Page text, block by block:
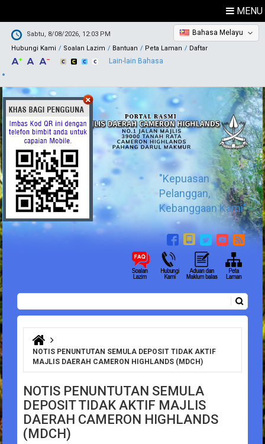
MENU
Sabtu, 8/08/2026, 12:03 PM
Hubungi Kami
Soalan Lazim Bantuan Peta Laman Daftar
Bahasa Melayu
Lain-lain Bahasa
"Kepuasan
Pelanggan,
Kebanggaan Kami"
Borang carian
Anda di sini
NOTIS PENUNTUTAN SEMULA DEPOSIT TIDAK AKTIF
MAJLIS DAERAH CAMERON HIGHLANDS (MDCH)
NOTIS PENUNTUTAN SEMULA
DEPOSIT TIDAK AKTIF MAJLIS
DAERAH CAMERON HIGHLANDS
(MDCH)